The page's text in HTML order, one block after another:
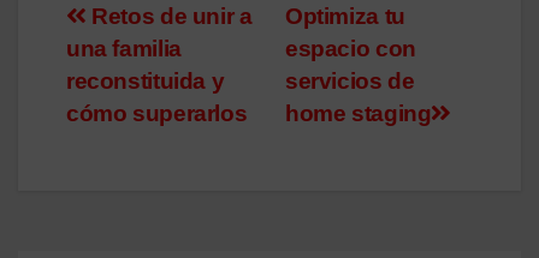
Navegación
de
entradas
Optimiza tu
espacio con
servicios de
home staging
Retos de unir a
una familia
reconstituida y
cómo superarlos